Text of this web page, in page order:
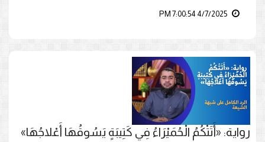
رواية: «أَتَتْكُمُ الْحُمَيْرَاءُ فِي كَتِيبَةٍ يَسُوقُهَا أَعْلاجُهَا»